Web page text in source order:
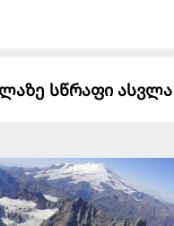
სწრაფი ასვლა